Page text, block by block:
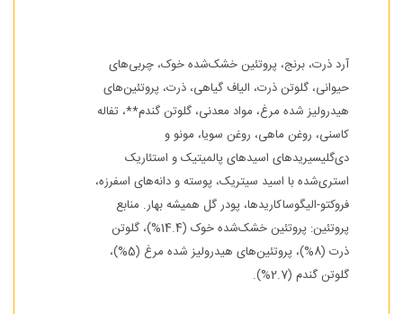
آرد ذرت، برنج، پروتئین خشک‌شده خوک، چربی‌های
حیوانی، گلوتن ذرت، الیاف گیاهی، ذرت، پروتئین‌های
هیدرولیز شده مرغ، مواد معدنی، گلوتن گندم**، تفاله
کاسنی، روغن ماهی، روغن سویا، مونو و
دی‌گلیسیریدهای اسیدهای پالمیتیک و استئاریک
استری‌شده با اسید سیتریک، پوسته و دانه‌های اسفرزه،
فروکتو-الیگوساکاریدها، پودر گل همیشه بهار. منابع
پروتئین: پروتئین خشک‌شده خوک (14.4%)، گلوتن
ذرت (8%)، پروتئین‌های هیدرولیز شده مرغ (5%)،
گلوتن گندم (2.7%).